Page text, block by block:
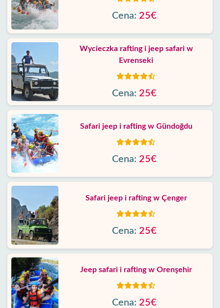
Cena: 25€
Wycieczka rafting i jeep safari w
Evrenseki
Cena: 25€
Safari jeep i rafting w Gündoğdu
Cena: 25€
Safari jeep i rafting w Çenger
Cena: 25€
Jeep safari i rafting w Orenşehir
Cena: 25€